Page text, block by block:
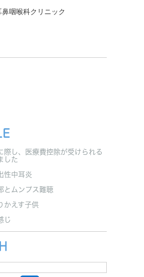
鼻咽喉科クリニック
際し、医療費控除が受けられる
した
性中耳炎
とムンプス難聴
かえす子供
じ